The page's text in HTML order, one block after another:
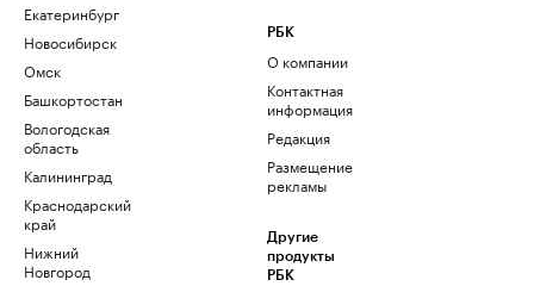
Екатеринбург
Новосибирск
Омск
Башкортостан
Вологодская
область
Калининград
Краснодарский
край
Нижний
Новгород
РБК
О компании
Контактная
информация
Редакция
Размещение
рекламы
Другие
продукты
РБК